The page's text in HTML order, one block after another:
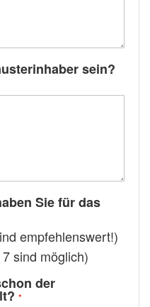
sein?
Sie für das
empfehlenswert!)
sind möglich)
der